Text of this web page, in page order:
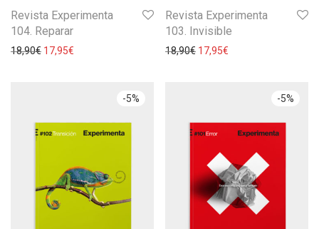
Revista Experimenta
104. Reparar
18,90€ 17,95€
Revista Experimenta
103. Invisible
18,90€ 17,95€
-5% -5%